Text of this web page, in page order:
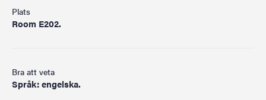
Plats
Room E202.
Bra att veta
Språk: engelska.